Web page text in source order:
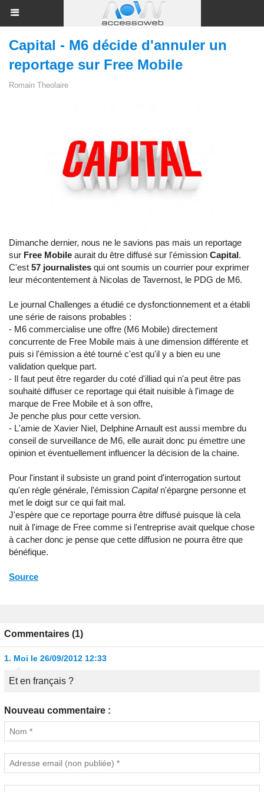
Capital - M6 décide d'annuler un
reportage sur Free Mobile
Romain Theolaire
Dimanche dernier, nous ne le savions pas mais un reportage
sur Free Mobile aurait du être diffusé sur l'émission Capital.
C'est 57 journalistes qui ont soumis un courrier pour exprimer
leur mécontentement à Nicolas de Tavernost, le PDG de M6.
Le journal Challenges a étudié ce dysfonctionnement et a établi
une série de raisons probables :
- M6 commercialise une offre (M6 Mobile) directement
concurrente de Free Mobile mais à une dimension différente et
puis si l'émission a été tourné c'est qu'il y a bien eu une
validation quelque part.
- Il faut peut être regarder du coté d'illiad qui n'a peut être pas
souhaité diffuser ce reportage qui était nuisible à l'image de
marque de Free Mobile et à son offre,
Je penche plus pour cette version.
- L'amie de Xavier Niel, Delphine Arnault est aussi membre du
conseil de surveillance de M6, elle aurait donc pu émettre une
opinion et éventuellement influencer la décision de la chaine.
Pour l'instant il subsiste un grand point d'interrogation surtout
qu'en règle générale, l'émission Capitaln'épargne personne et
met le doigt sur ce qui fait mal.
J'espère que ce reportage pourra être diffusé puisque là cela
nuit à l'image de Free comme si l'entreprise avait quelque chose
à cacher donc je pense que cette diffusion ne pourra être que
bénéfique.
Source
Commentaires (1)
1. Moi le 26/09/2012 12:33
Et en français ?
Nouveau commentaire :